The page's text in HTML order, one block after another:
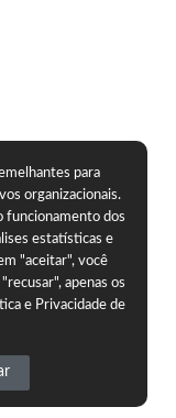
para
organizacionais.
funcionamento dos
estatísticas e
"aceitar", você
apenas os
e Privacidade de